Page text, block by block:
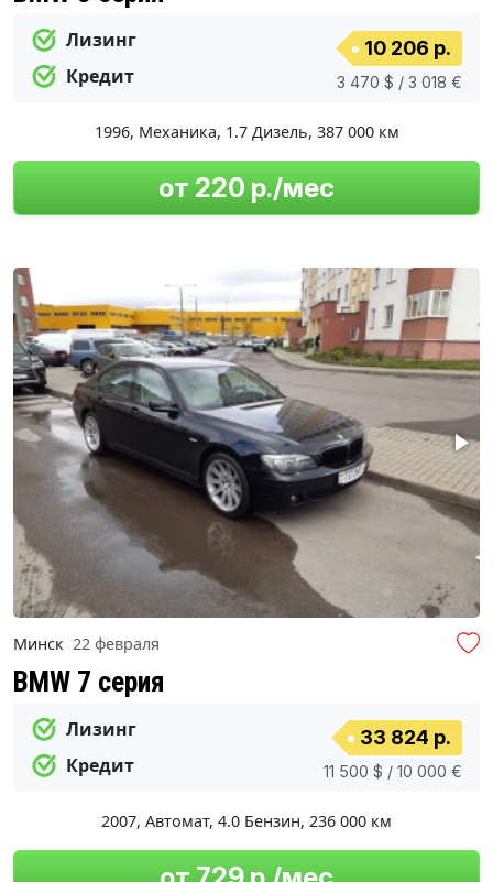
Лизинг
Кредит
10 206 р.
3 470 $ / 3 018 €
1996, Механика, 1.7 Дизель, 387 000 км
от 220 р./мес
Минск 22 февраля
BMW 7 серия
Лизинг
Кредит
33 824 р.
11 500 $ / 10 000 €
2007, Автомат, 4.0 Бензин, 236 000 км